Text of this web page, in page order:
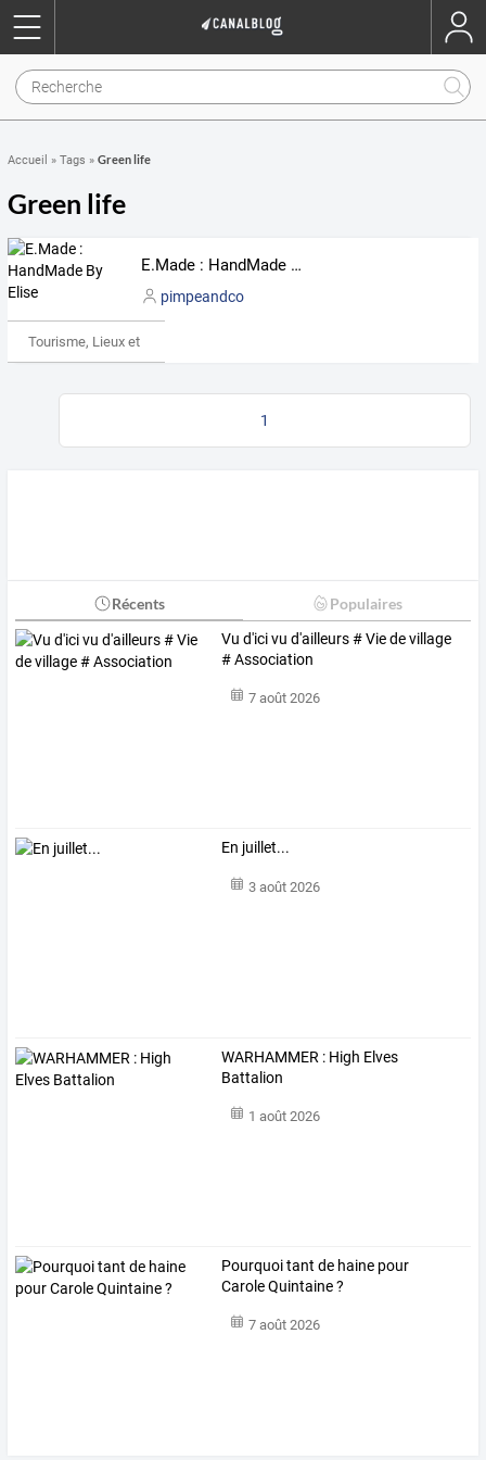
Accueil » Tags » Green life
Green life
E.Made : HandMade By Elise
pimpeandco
Tourisme, Lieux et Événements
1
Récents Populaires
Vu d'ici vu d'ailleurs # Vie de village
# Association
7 août 2026
En juillet...
3 août 2026
WARHAMMER : High Elves
Battalion
1 août 2026
Pourquoi tant de haine pour
Carole Quintaine ?
7 août 2026